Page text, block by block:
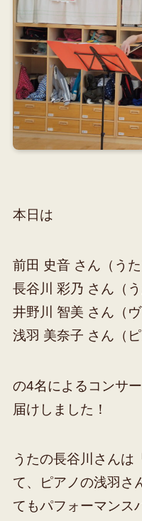
本日は
前田 史音 さん（うた
長谷川 彩乃 さん（う
井野川 智美 さん（ヴ
浅羽 美奈子 さん（ピ
の4名によるコンサ
届けしました！
うたの長谷川さんは
て、ピアノの浅羽さ
てもパフォーマンス